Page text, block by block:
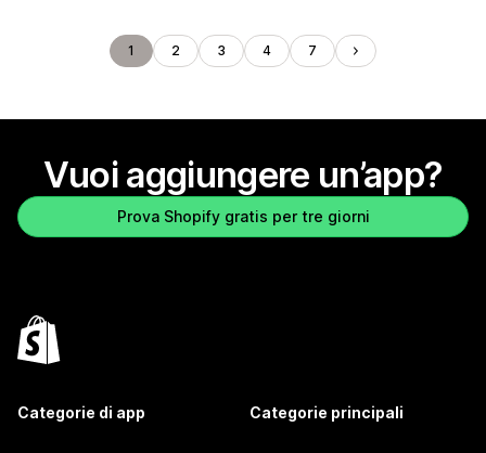
1 2 3 4 7
Vuoi aggiungere un’app?
Prova Shopify gratis per tre giorni
Categorie di app Categorie principali